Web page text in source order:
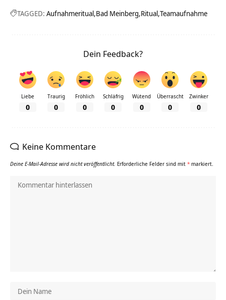
TAGGED: Aufnahmeritual Bad Meinberg Ritual Teamaufnahme
Dein Feedback?
Liebe
0
Traurig
0
Fröhlich
0
Schläfrig
0
Wütend
0
Überrascht
0
Zwinker
0
Keine Kommentare
Deine E-Mail-Adresse wird nicht veröffentlicht. Erforderliche Felder sind mit * markiert.